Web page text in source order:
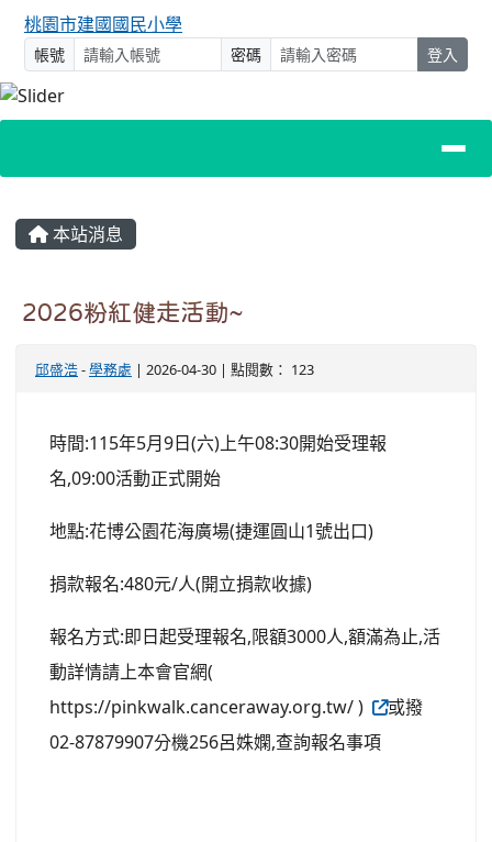
桃園市建國國民小學
帳號 密碼 登入
主內容區域
本站消息
2026粉紅健走活動~
邱盛浩-學務處 | 2026-04-30 | 點閱數： 123
時間:115年5月9日(六)上午08:30開始受理報
名,09:00活動正式開始
地點:花博公園花海廣場(捷運圓山1號出口)
捐款報名:480元/人(開立捐款收據)
報名方式:即日起受理報名,限額3000人,額滿為止,活
動詳情請上本會官網(
https://pinkwalk.canceraway.org.tw/ )
或撥
02-87879907分機256呂姝嫻,查詢報名事項